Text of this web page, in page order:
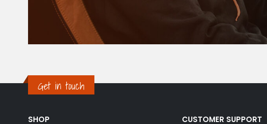
Get in touch
SHOP CUSTOMER SUPPORT